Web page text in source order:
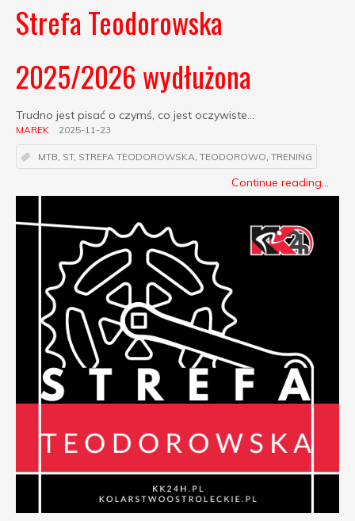
Strefa Teodorowska
2025/2026 wydłużona
Trudno jest pisać o czymś, co jest oczywiste...
MAREK 2025-11-23
MTB, ST, STREFA TEODOROWSKA, TEODOROWO, TRENING
Continue reading...